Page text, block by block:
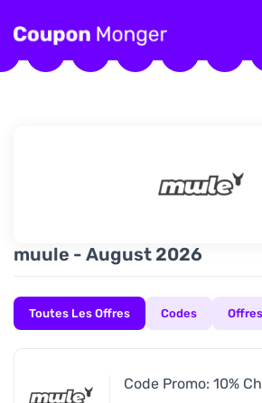
muule - August 2026
Toutes Les Offres Codes Offres
Code Promo: 10%